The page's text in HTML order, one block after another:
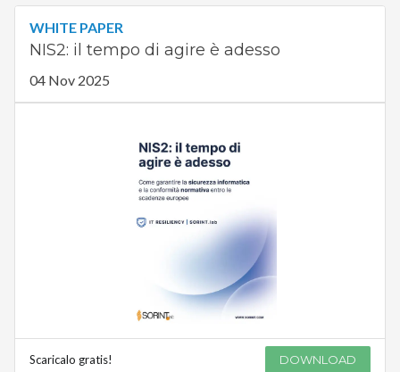
WHITE PAPER
NIS2: il tempo di agire è adesso
04 Nov 2025
Scaricalo gratis! DOWNLOAD